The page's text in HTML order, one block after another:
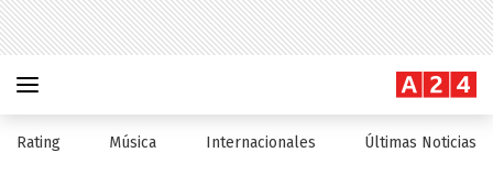
Rating Música Internacionales Últimas Noticias